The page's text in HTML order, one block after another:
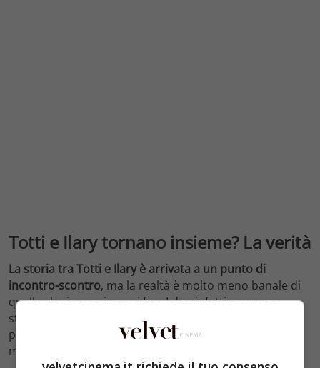
Totti e Ilary tornano insieme? La verità
La storia tra Totti e Ilary è arrivata a un punto di
incontro-scontro, ma la realtà è molto meno banale di
quella che immaginano i fan. I due infatti non pare
stiano tornando insieme, anche se questo non lo
possiamo escludere del tutto, e stanno riflettendo sul
meglio da farsi per i loro figli.